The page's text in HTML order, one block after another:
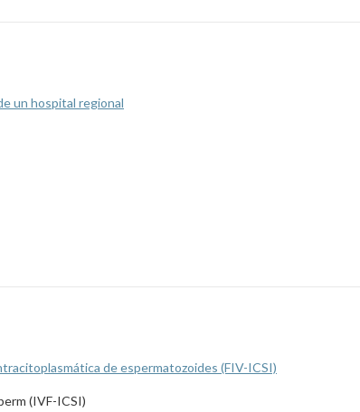
un hospital regional
de espermatozoides (FIV-ICSI)
(IVF-ICSI)